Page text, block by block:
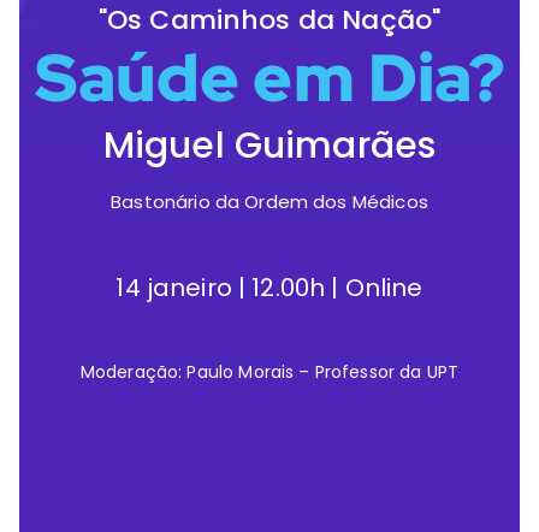
"Os Caminhos da Nação"
Saúde em Dia?
Miguel Guimarães
Bastonário da Ordem dos Médicos
14 janeiro | 12.00h | Online
Moderação: Paulo Morais – Professor da UPT